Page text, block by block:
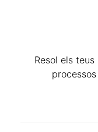
Resol els